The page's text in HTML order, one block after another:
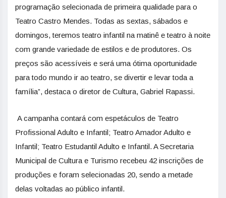
programação selecionada de primeira qualidade para o
Teatro Castro Mendes. Todas as sextas, sábados e
domingos, teremos teatro infantil na matinê e teatro à noite
com grande variedade de estilos e de produtores. Os
preços são acessíveis e será uma ótima oportunidade
para todo mundo ir ao teatro, se divertir e levar toda a
família”, destaca o diretor de Cultura, Gabriel Rapassi.
A campanha contará com espetáculos de Teatro
Profissional Adulto e Infantil; Teatro Amador Adulto e
Infantil; Teatro Estudantil Adulto e Infantil. A Secretaria
Municipal de Cultura e Turismo recebeu 42 inscrições de
produções e foram selecionadas 20, sendo a metade
delas voltadas ao público infantil.